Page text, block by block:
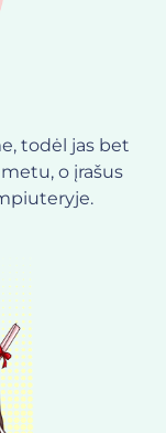
todėl jas bet
o įrašus